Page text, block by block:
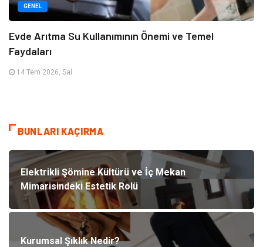
GENEL
Evde Arıtma Su Kullanımının Önemi ve Temel
Faydaları
14 Tem 2026, Sal
BUNLARI KAÇIRMA
Elektrikli Şömine Kültürü ve İç Mekan
Mimarisindeki Estetik Rolü
Kurumsal Şıklık Nedir?